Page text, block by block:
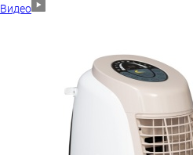
Видео